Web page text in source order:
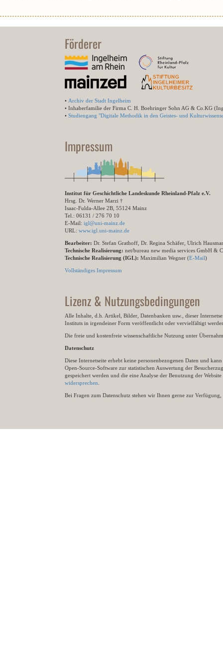
Förderer
• Archiv der Stadt Ingelheim
• Inhaberfamilie der Firma C. H. Boehringer Sohn AG & Co.KG
• Studiengang "Digitale Methodik in den Geistes- und
Impressum
Institut für Geschichtliche Landeskunde Rheinland-Pfalz e.V.
Hrsg. Dr. Werner Marzi †
Isaac-Fulda-Allee 2B, 55124 Mainz
Tel.: 06131 / 276 70 10
E-Mail: igl@uni-mainz.de
URL: www.igl.uni-mainz.de
Bearbeiter: Dr. Stefan Grathoff, Dr. Regina Schäfer, Ulrich
Technische Realisierung: net/bureau new media services GmbH &
Technische Realisierung (IGL): Maximilian Wegner (E-Mail)
Vollständiges Impressum
Lizenz & Nutzungsbedingungen
Alle Inhalte, d.h. Artikel, Bilder, Datenbanken usw., dieser
Instituts in irgendeiner Form veröffentlicht oder vervielfältigt
Die freie und kostenfreie wissenschaftliche Nutzung unter
Datenschutz
Diese Internetseite erhebt keine personenbezogenen Daten und
Open-Source-Software zur statistischen Auswertung der
gespeichert werden und die eine Analyse der Benutzung der
widersprechen
Bei Fragen zum Datenschutz stehen wir Ihnen gerne zur